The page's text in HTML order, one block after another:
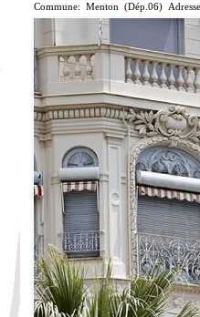
Commune: Menton (Dép.06)